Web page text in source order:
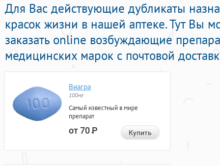
Для Вас действующие дубликаты
красок жизни в нашей аптеке. Тут Вы
заказать online возбуждающие
медицинских марок с почтовой
Виагра
100мг
Самый известный в мире
препарат
от 70Р Купить